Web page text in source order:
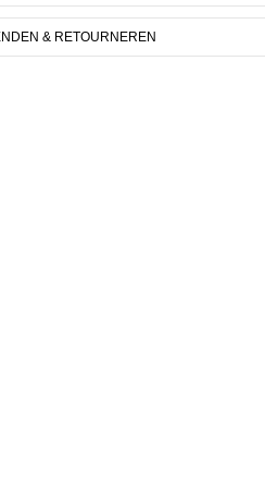
& RETOURNEREN